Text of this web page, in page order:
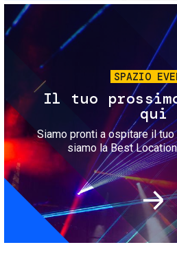
SPAZIO
Il tuo
qui
Siamo pronti a ospitare il tuo
siamo la Best